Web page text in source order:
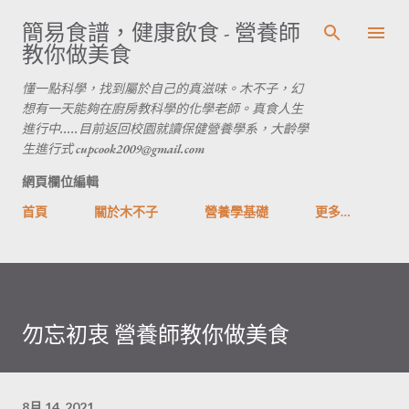
跳到主要內容
簡易食譜，健康飲食 - 營養師
教你做美食
懂一點科學，找到屬於自己的真滋味。木不子，幻
想有一天能夠在廚房教科學的化學老師。真食人生
進行中.....目前返回校園就讀保健營養學系，大齡學
生進行式 cupcook2009@gmail.com
網頁欄位編輯
首頁
關於木不子 營養學基礎 更多…
勿忘初衷 營養師教你做美食